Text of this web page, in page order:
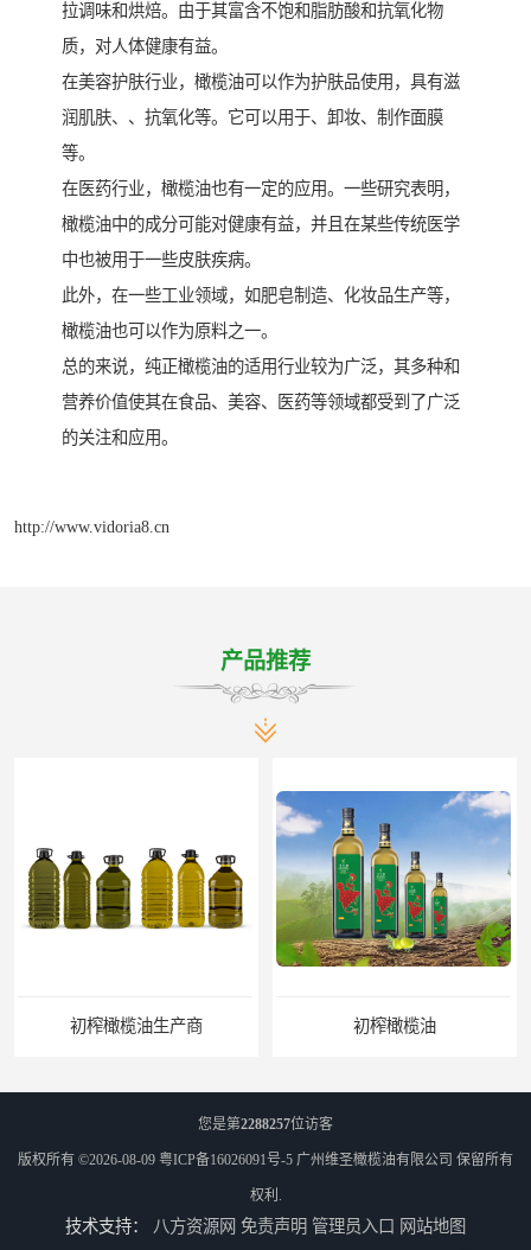
拉调味和烘焙。由于其富含不饱和脂肪酸和抗氧化物
质，对人体健康有益。
在美容护肤行业，橄榄油可以作为护肤品使用，具有滋
润肌肤、、抗氧化等。它可以用于、卸妆、制作面膜
等。
在医药行业，橄榄油也有一定的应用。一些研究表明，
橄榄油中的成分可能对健康有益，并且在某些传统医学
中也被用于一些皮肤疾病。
此外，在一些工业领域，如肥皂制造、化妆品生产等，
橄榄油也可以作为原料之一。
总的来说，纯正橄榄油的适用行业较为广泛，其多种和
营养价值使其在食品、美容、医药等领域都受到了广泛
的关注和应用。
http://www.vidoria8.cn
产品推荐
初榨橄榄油生产商 初榨橄榄油
您是第2288257位访客
版权所有 ©2026-08-09 粤ICP备16026091号-5 广州维圣橄榄油有限公司 保留所有
权利.
技术支持： 八方资源网 免责声明 管理员入口 网站地图